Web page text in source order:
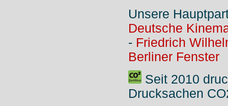
Unsere
Deutsche
- Friedrich
Berliner Fenster
Seit 2010
Drucksachen